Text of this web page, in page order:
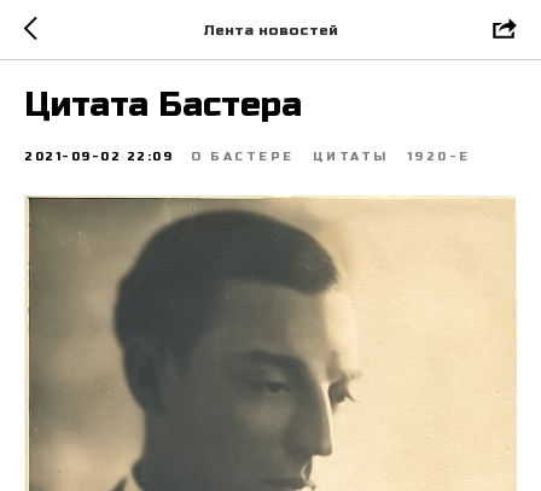
Лента новостей
Цитата Бастера
2021-09-02 22:09 О БАСТЕРЕ ЦИТАТЫ 1920-Е